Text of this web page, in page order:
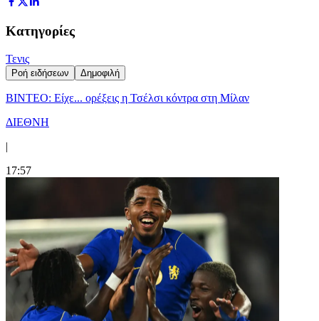
Κατηγορίες
Τενις
Ροή ειδήσεων Δημοφιλή
BINTEO: Είχε... ορέξεις η Τσέλσι κόντρα στη Μίλαν
ΔΙΕΘΝΗ
|
17:57